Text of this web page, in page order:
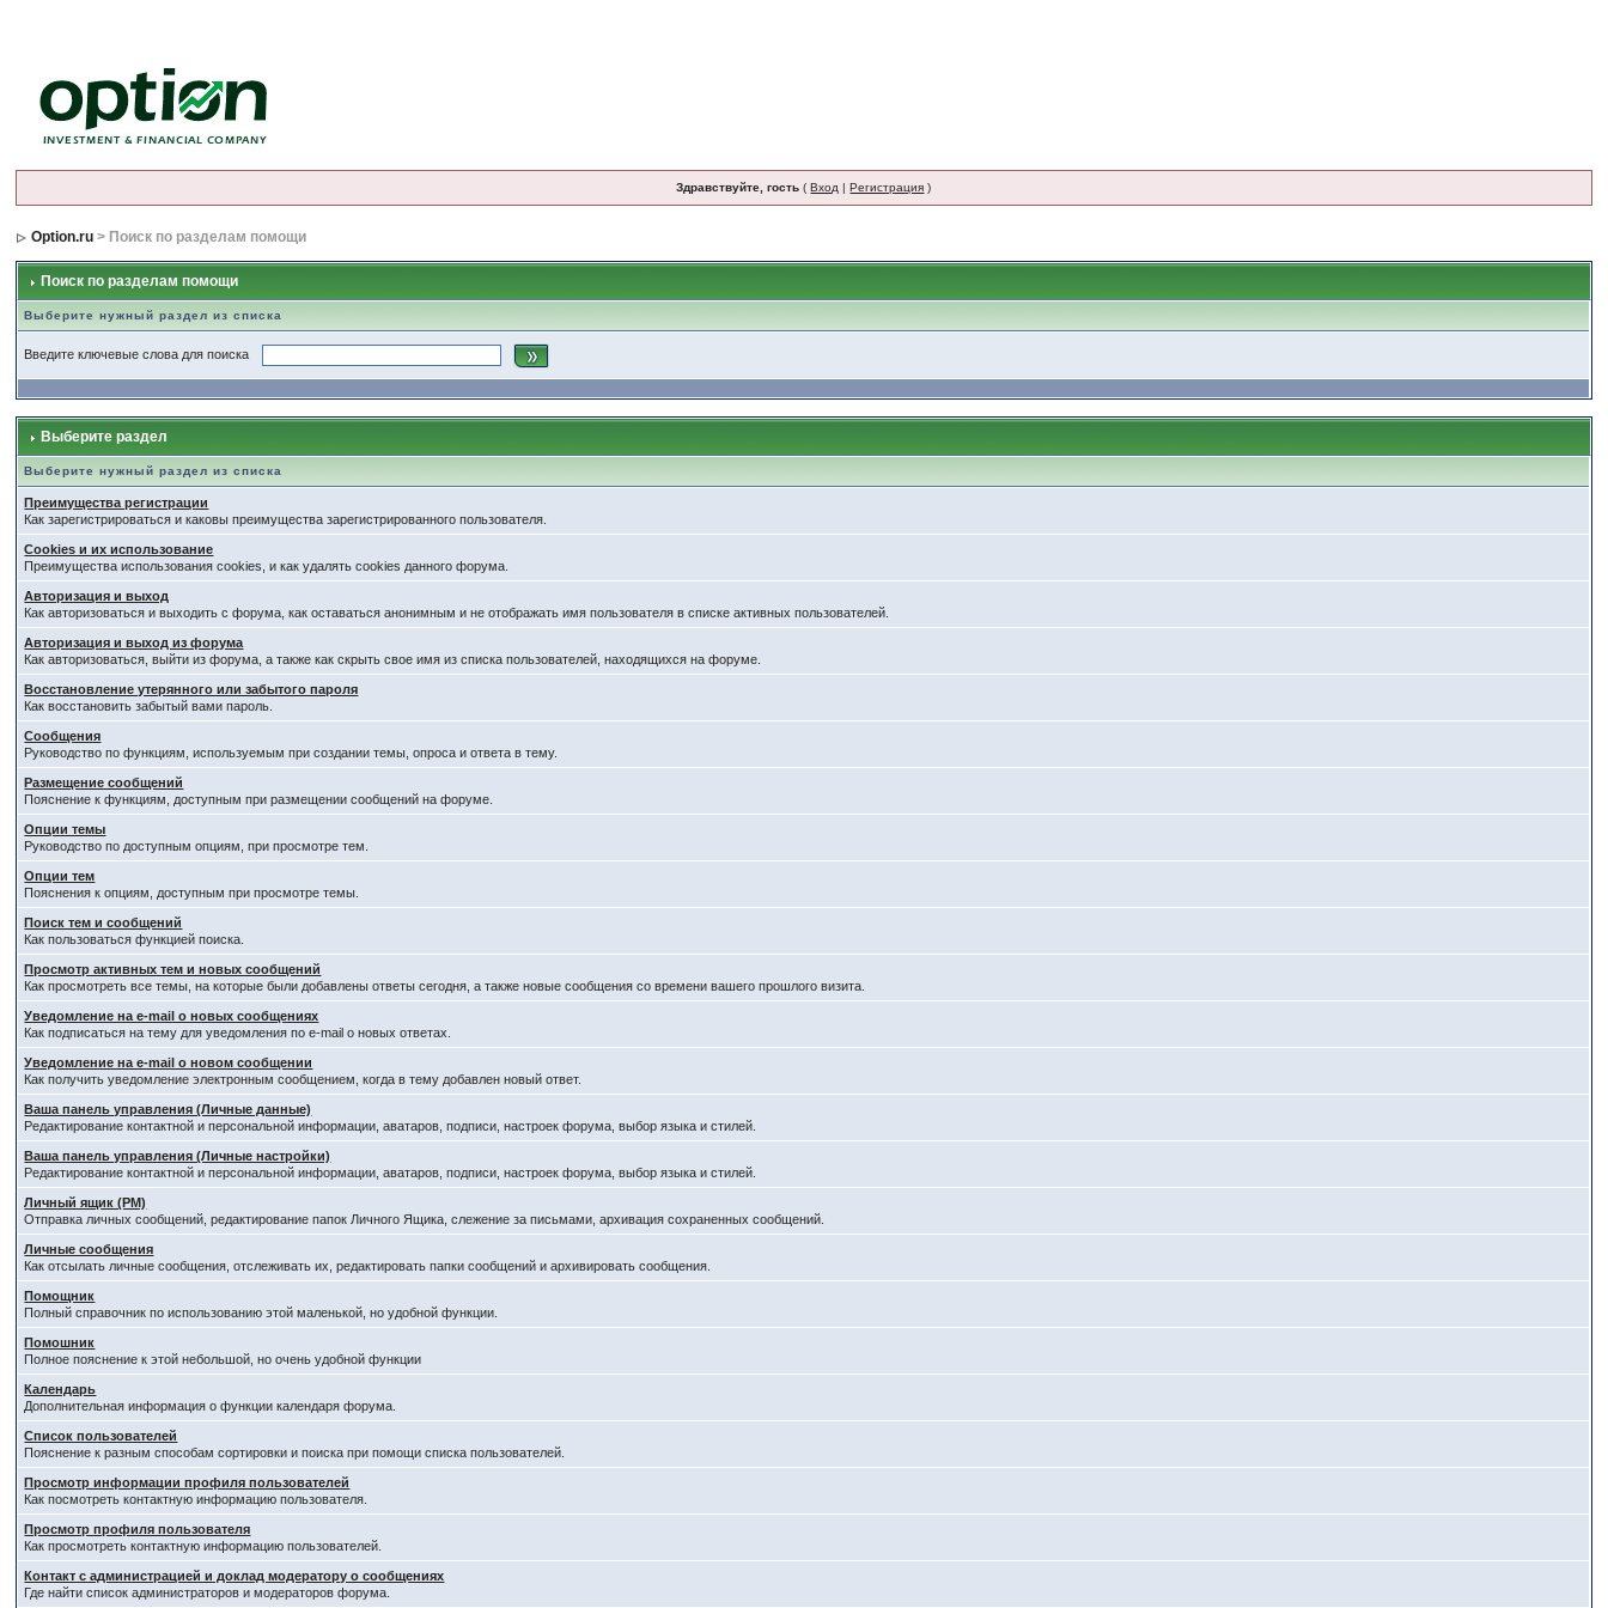
Здравствуйте, гость (Вход |Регистрация )
Option.ru > Поиск по разделам помощи
Поиск по разделам помощи
Выберите нужный раздел из списка
Введите ключевые слова для поиска
Выберите раздел
Выберите нужный раздел из списка
Преимущества регистрации
Как зарегистрироваться и каковы преимущества зарегистрированного пользователя.
Cookies и их использование
Преимущества использования cookies, и как удалять cookies данного форума.
Авторизация и выход
Как авторизоваться и выходить с форума, как оставаться анонимным и не отображать имя пользователя в списке активных пользователей.
Авторизация и выход из форума
Как авторизоваться, выйти из форума, а также как скрыть свое имя из списка пользователей, находящихся на форуме.
Восстановление утерянного или забытого пароля
Как восстановить забытый вами пароль.
Сообщения
Руководство по функциям, используемым при создании темы, опроса и ответа в тему.
Размещение сообщений
Пояснение к функциям, доступным при размещении сообщений на форуме.
Опции темы
Руководство по доступным опциям, при просмотре тем.
Опции тем
Пояснения к опциям, доступным при просмотре темы.
Поиск тем и сообщений
Как пользоваться функцией поиска.
Просмотр активных тем и новых сообщений
Как просмотреть все темы, на которые были добавлены ответы сегодня, а также новые сообщения со времени вашего прошлого визита.
Уведомление на e-mail о новых сообщениях
Как подписаться на тему для уведомления по e-mail о новых ответах.
Уведомление на е-mail о новом сообщении
Как получить уведомление электронным сообщением, когда в тему добавлен новый ответ.
Ваша панель управления (Личные данные)
Редактирование контактной и персональной информации, аватаров, подписи, настроек форума, выбор языка и стилей.
Ваша панель управления (Личные настройки)
Редактирование контактной и персональной информации, аватаров, подписи, настроек форума, выбор языка и стилей.
Личный ящик (PM)
Отправка личных сообщений, редактирование папок Личного Ящика, слежение за письмами, архивация сохраненных сообщений.
Личные сообщения
Как отсылать личные сообщения, отслеживать их, редактировать папки сообщений и архивировать сообщения.
Помощник
Полный справочник по использованию этой маленькой, но удобной функции.
Помошник
Полное пояснение к этой небольшой, но очень удобной функции
Календарь
Дополнительная информация о функции календаря форума.
Список пользователей
Пояснение к разным способам сортировки и поиска при помощи списка пользователей.
Просмотр информации профиля пользователей
Как посмотреть контактную информацию пользователя.
Просмотр профиля пользователя
Как просмотреть контактную информацию пользователей.
Контакт с администрацией и доклад модератору о сообщениях
Где найти список администраторов и модераторов форума.